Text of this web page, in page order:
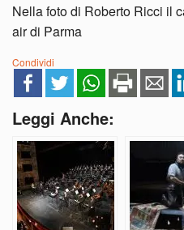
Nella foto di Roberto Ricci il
air di Parma
Condividi
Leggi Anche: